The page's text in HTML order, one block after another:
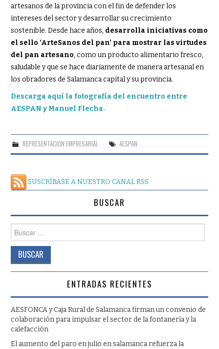
artesanos de la provincia con el fin de defender los
intereses del sector y desarrollar su crecimiento
sostenible. Desde hace años, desarrolla iniciativas como
el sello ‘ArteSanos del pan’ para mostrar las virtudes
del pan artesano, como un producto alimentario fresco,
saludable y que se hace diariamente de manera artesanal en
los obradores de Salamanca capital y su provincia.
Descarga aquí la fotografía del encuentro entre
AESPAN y Manuel Flecha.
REPRESENTACION EMPRESARIAL AESPAN
SUSCRÍBASE A NUESTRO CANAL RSS
BUSCAR
ENTRADAS RECIENTES
AESFONCA y Caja Rural de Salamanca firman un convenio de
colaboración para impulsar el sector de la fontanería y la
calefacción
El aumento del paro en julio en salamanca refuerza la